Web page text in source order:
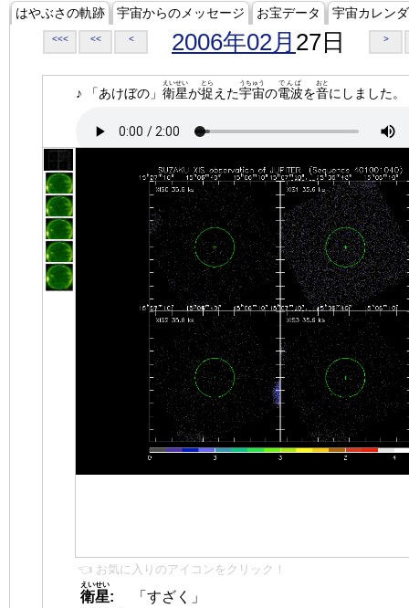
はやぶさの軌跡 宇宙からのメッセージ お宝データ 宇宙カレン
<<< << < 2006年02月 27日 >
♪ 「あけぼの」 衛星
えいせい
が捉
とら
えた宇宙
うちゅう
の電波
でんぱ
を音
おと
にしました。
👈 お気に入りのアイコンをクリック！
衛星
えいせい
:
「すざく」